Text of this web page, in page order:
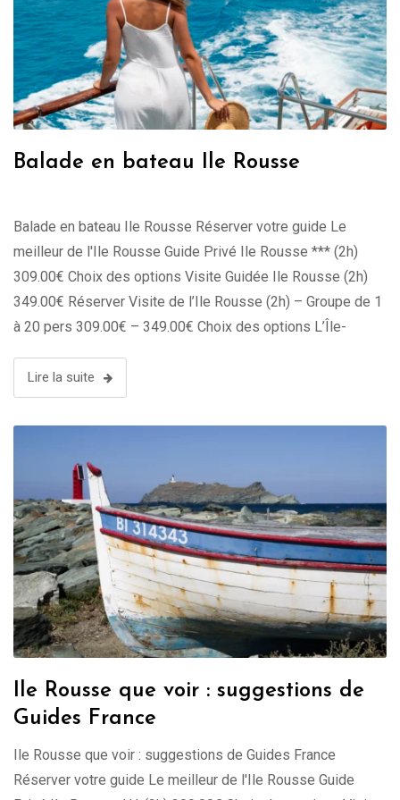
Balade en bateau Ile Rousse
Balade en bateau Ile Rousse Réserver votre guide Le
meilleur de l'Ile Rousse Guide Privé Ile Rousse *** (2h)
309.00€ Choix des options Visite Guidée Ile Rousse (2h)
349.00€ Réserver Visite de l’Ile Rousse (2h) – Groupe de 1
à 20 pers 309.00€ – 349.00€ Choix des options L’Île-
Lire la suite
Ile Rousse que voir : suggestions de
Guides France
Ile Rousse que voir : suggestions de Guides France
Réserver votre guide Le meilleur de l'Ile Rousse Guide